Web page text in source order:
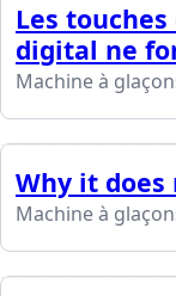
Les
digital ne
Machine à
Why it does
Machine à